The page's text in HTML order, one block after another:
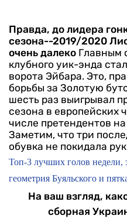
Правда, до лидера
сезона--2019/2020
очень далеко Главным
клубного уик-энда
ворота Эйбара. Это,
борьбы за Золотую
шесть раз выигрывал
сезона в европейских
числе претендентов
Заметим, что три
обувка не покидала
Топ-3 лучших голов недели,
геометрия Буяльского и
На ваш взгляд,
сборная